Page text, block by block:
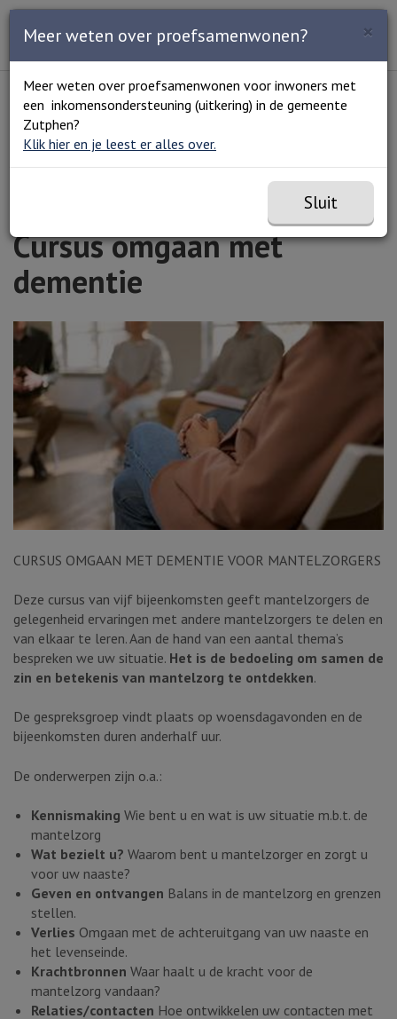
Open en sluit het
Menu
Lees voor
Uitleg woorden
Simpele tekst
Home Agenda
Cursus omgaan met
dementie
CURSUS OMGAAN MET DEMENTIE VOOR MANTELZORGERS
Deze cursus van vijf bijeenkomsten geeft mantelzorgers de
gelegenheid ervaringen met andere mantelzorgers te delen en
van elkaar te leren. Aan de hand van een aantal thema’s
bespreken we uw situatie. Het is de bedoeling om samen de
zin en betekenis van mantelzorg te ontdekken.
De gespreksgroep vindt plaats op woensdagavonden en de
bijeenkomsten duren anderhalf uur.
De onderwerpen zijn o.a.:
Kennismaking Wie bent u en wat is uw situatie m.b.t. de
mantelzorg
Wat bezielt u? Waarom bent u mantelzorger en zorgt u
voor uw naaste?
Geven en ontvangen Balans in de mantelzorg en grenzen
stellen.
Verlies Omgaan met de achteruitgang van uw naaste en
het levenseinde.
Krachtbronnen Waar haalt u de kracht voor de
mantelzorg vandaan?
Relaties/contacten Hoe ontwikkelen uw contacten met
×
Meer weten over proefsamenwonen?
Meer weten over proefsamenwonen voor inwoners met
een inkomensondersteuning (uitkering) in de gemeente
Zutphen?
Klik hier en je leest er alles over.
Sluit